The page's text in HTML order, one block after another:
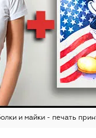
и майки - печать